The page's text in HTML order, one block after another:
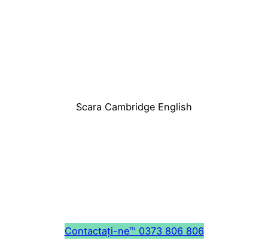
Scara Cambridge English
Contactați-ne℡ 0373 806 806